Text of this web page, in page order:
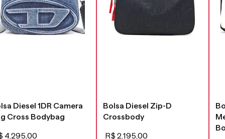
Diesel 1DR Camera
Cross Bodybag
4.295,00
Bolsa Diesel Zip-D
Crossbody
R$ 2.195,00